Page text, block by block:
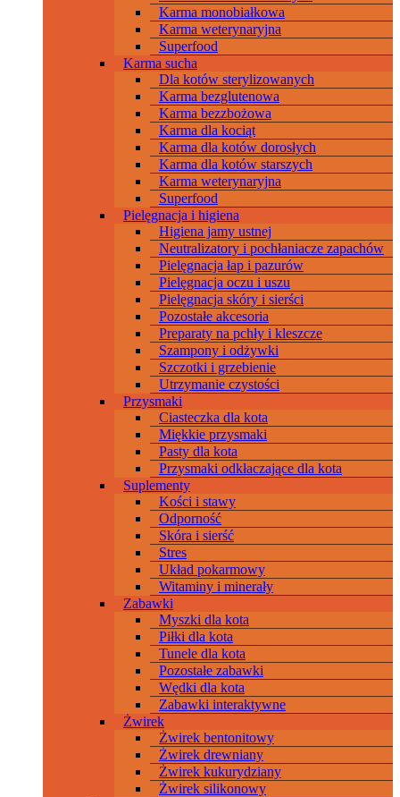
Karma monobiałkowa
Karma weterynaryjna
Superfood
Karma sucha
Dla kotów sterylizowanych
Karma bezglutenowa
Karma bezzbożowa
Karma dla kociąt
Karma dla kotów dorosłych
Karma dla kotów starszych
Karma weterynaryjna
Superfood
Pielęgnacja i higiena
Higiena jamy ustnej
Neutralizatory i pochłaniacze zapachów
Pielęgnacja łap i pazurów
Pielęgnacja oczu i uszu
Pielęgnacja skóry i sierści
Pozostałe akcesoria
Preparaty na pchły i kleszcze
Szampony i odżywki
Szczotki i grzebienie
Utrzymanie czystości
Przysmaki
Ciasteczka dla kota
Miękkie przysmaki
Pasty dla kota
Przysmaki odkłaczające dla kota
Suplementy
Kości i stawy
Odporność
Skóra i sierść
Stres
Układ pokarmowy
Witaminy i minerały
Zabawki
Myszki dla kota
Piłki dla kota
Tunele dla kota
Pozostałe zabawki
Wędki dla kota
Zabawki interaktywne
Żwirek
Żwirek bentonitowy
Żwirek drewniany
Żwirek kukurydziany
Żwirek silikonowy